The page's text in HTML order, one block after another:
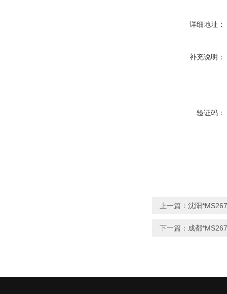
详细地址：
补充说明：
验证码：
上一篇： 沈阳
下一篇： 成都